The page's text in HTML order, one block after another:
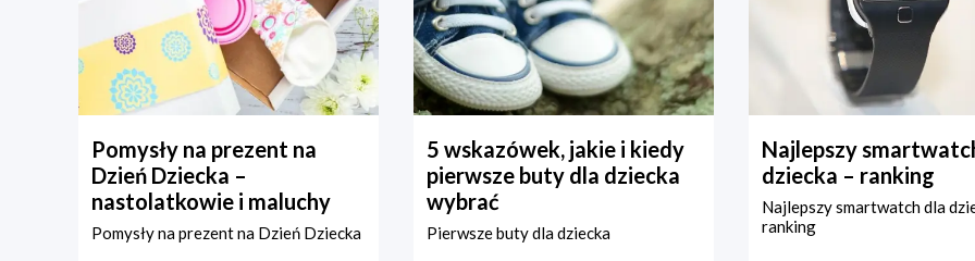
Pomysły na prezent na
Dzień Dziecka –
nastolatkowie i maluchy
Pomysły na prezent na Dzień Dziecka
5 wskazówek, jakie i kiedy
pierwsze buty dla dziecka
wybrać
Pierwsze buty dla dziecka
Najlepszy
dziecka – ranking
Najlepszy smartwatch dla
ranking